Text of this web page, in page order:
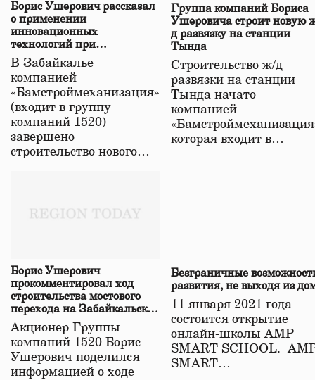
Борис Ушерович рассказал
о применении
инновационных
технологий при
строительстве нового моста
в Забайкалье
В Забайкалье
компанией
«Бамстроймеханизация»
(входит в группу
компаний 1520)
завершено
строительство нового…
Группа компаний Бориса
Ушеровича строит новую
д развязку на станции
Тында
Строительство ж/д
развязки на станции
Тында начато
компанией
которая входит в…
Борис Ушерович
прокомментировал ход
строительства мостового
перехода на Забайкальской
железной дороге
Акционер Группы
компаний 1520 Борис
Ушерович поделился
информацией о ходе
Безграничные
развития, не выходя из
11 января 2021 года
состоится открытие
онлайн-школы АМР
SMART SCHOOL.
SMART…